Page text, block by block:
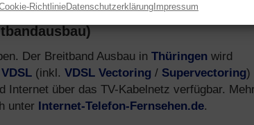
RichtlinieDatenschutzerklärungImpressum
Der Breitband Ausbau in Thüringen wird
VDSL (inkl. VDSL Vectoring / Supervectoring)
Internet über das TV-Kabelnetz verfügbar. Mehr
unter Internet-Telefon-Fernsehen.de.